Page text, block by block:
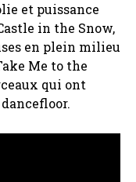
et puissance
in the Snow,
en plein milieu
Me to the
qui ont